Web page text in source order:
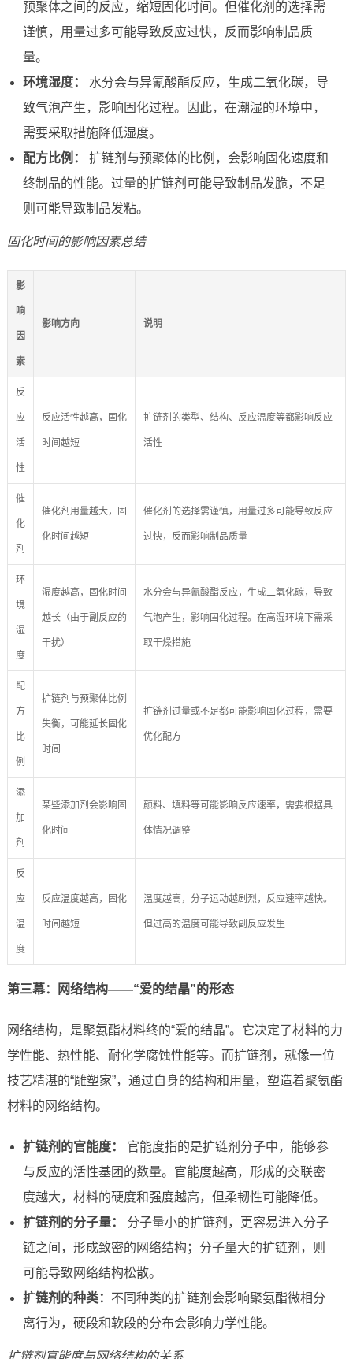
预聚体之间的反应，缩短固化时间。但催化剂的选择需
谨慎，用量过多可能导致反应过快，反而影响制品质
量。
环境湿度：
水分会与异氰酸酯反应，生成二氧化碳，导
致气泡产生，影响固化过程。因此，在潮湿的环境中，
需要采取措施降低湿度。
配方比例：
扩链剂与预聚体的比例，会影响固化速度和
终制品的性能。过量的扩链剂可能导致制品发脆，不足
则可能导致制品发粘。
固化时间的影响因素总结
影
响
因
素
影响方向 说明
反
应
活
性
反应活性越高，固化
时间越短
扩链剂的类型、结构、反应温度等都影响反应
活性
催
化
剂
催化剂用量越大，固
化时间越短
催化剂的选择需谨慎，用量过多可能导致反应
过快，反而影响制品质量
环
境
湿
度
湿度越高，固化时间
越长（由于副反应的
干扰）
水分会与异氰酸酯反应，生成二氧化碳，导致
气泡产生，影响固化过程。在高湿环境下需采
取干燥措施
配
方
比
例
扩链剂与预聚体比例
失衡，可能延长固化
时间
扩链剂过量或不足都可能影响固化过程，需要
优化配方
添
加
剂
某些添加剂会影响固
化时间
颜料、填料等可能影响反应速率，需要根据具
体情况调整
反
应
温
度
反应温度越高，固化
时间越短
温度越高，分子运动越剧烈，反应速率越快。
但过高的温度可能导致副反应发生
第三幕：网络结构——“爱的结晶”的形态
网络结构，是聚氨酯材料终的“爱的结晶”。它决定了材料的力
学性能、热性能、耐化学腐蚀性能等。而扩链剂，就像一位
技艺精湛的“雕塑家”，通过自身的结构和用量，塑造着聚氨酯
材料的网络结构。
扩链剂的官能度：
官能度指的是扩链剂分子中，能够参
与反应的活性基团的数量。官能度越高，形成的交联密
度越大，材料的硬度和强度越高，但柔韧性可能降低。
扩链剂的分子量：
分子量小的扩链剂，更容易进入分子
链之间，形成致密的网络结构；分子量大的扩链剂，则
可能导致网络结构松散。
扩链剂的种类： 不同种类的扩链剂会影响聚氨酯微相分
离行为，硬段和软段的分布会影响力学性能。
扩链剂官能度与网络结构的关系